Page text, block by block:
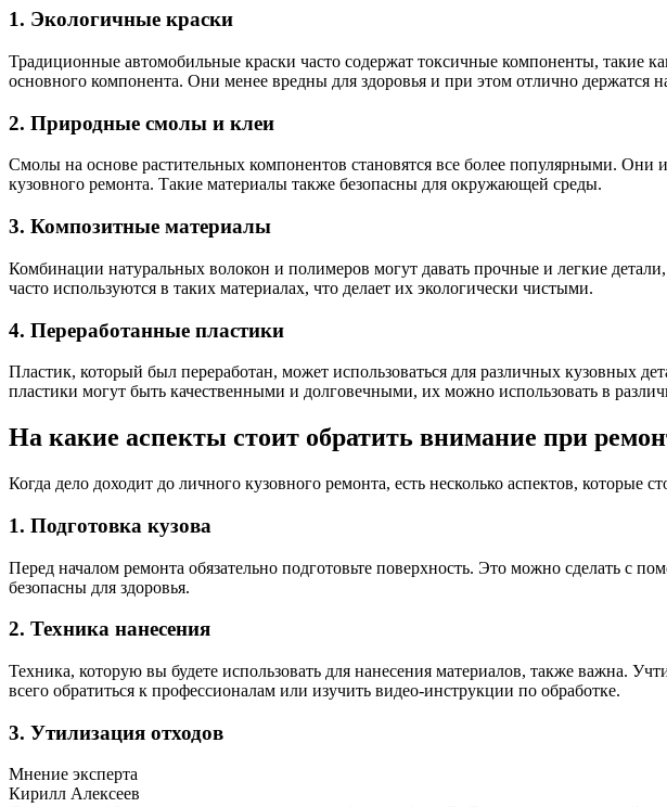
1. Экологичные краски
Традиционные автомобильные краски часто содержат токсичные компоненты, такие
основного компонента. Они менее вредны для здоровья и при этом отлично держатся
2. Природные смолы и клеи
Смолы на основе растительных компонентов становятся все более популярными.
кузовного ремонта. Такие материалы также безопасны для окружающей среды.
3. Композитные материалы
Комбинации натуральных волокон и полимеров могут давать прочные и легкие
часто используются в таких материалах, что делает их экологически чистыми.
4. Переработанные пластики
Пластик, который был переработан, может использоваться для различных кузовных
пластики могут быть качественными и долговечными, их можно использовать в
На какие аспекты стоит обратить внимание при
Когда дело доходит до личного кузовного ремонта, есть несколько аспектов, которые
1. Подготовка кузова
Перед началом ремонта обязательно подготовьте поверхность. Это можно сделать
безопасны для здоровья.
2. Техника нанесения
Техника, которую вы будете использовать для нанесения материалов, также важна.
всего обратиться к профессионалам или изучить видео-инструкции по обработке.
3. Утилизация отходов
Мнение эксперта
Кирилл Алексеев